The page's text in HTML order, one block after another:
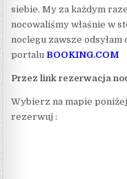
siebie. My za każdym
nocowaliśmy właśnie w
noclegu zawsze
portalu BOOKING.COM
Przez link rezerwacja
Wybierz na mapie
rezerwuj :